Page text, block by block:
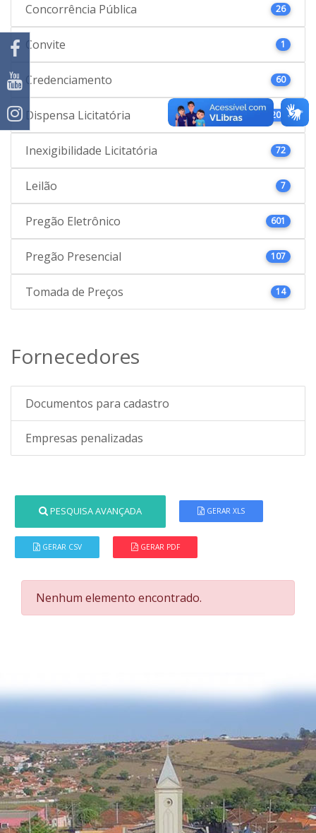
Concorrência Pública 26
Convite 1
Credenciamento 60
Dispensa Licitatória 207
Inexigibilidade Licitatória 72
Leilão 7
Pregão Eletrônico 601
Pregão Presencial 107
Tomada de Preços 14
Fornecedores
Documentos para cadastro
Empresas penalizadas
PESQUISA AVANÇADA GERAR XLS
GERAR CSV GERAR PDF
Nenhum elemento encontrado.